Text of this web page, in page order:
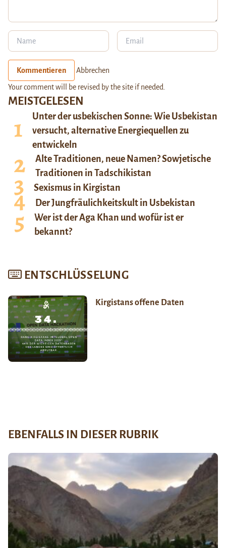
MEISTGELESEN
Unter der usbekischen Sonne: Wie Usbekistan
versucht, alternative Energiequellen zu
entwickeln
Alte Traditionen, neue Namen? Sowjetische
Traditionen in Tadschikistan
Sexismus in Kirgistan
Der Jungfräulichkeitskult in Usbekistan
Wer ist der Aga Khan und wofür ist er
bekannt?
ENTSCHLÜSSELUNG
Kirgistans offene Daten
Kommentieren Abbrechen
Your comment will be revised by the site if needed.
EBENFALLS IN DIESER RUBRIK